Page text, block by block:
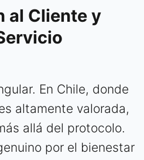
al Cliente y
En Chile, donde
altamente valorada,
allá del protocolo.
por el bienestar